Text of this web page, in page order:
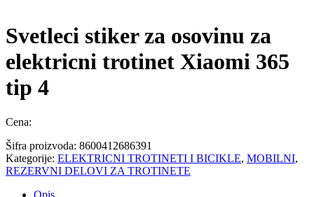
Svetleci stiker za osovinu za
elektricni trotinet Xiaomi 365
tip 4
Cena:
Šifra proizvoda: 8600412686391
Kategorije: ELEKTRICNI TROTINETI I BICIKLE, MOBILNI,
REZERVNI DELOVI ZA TROTINETE
Opis